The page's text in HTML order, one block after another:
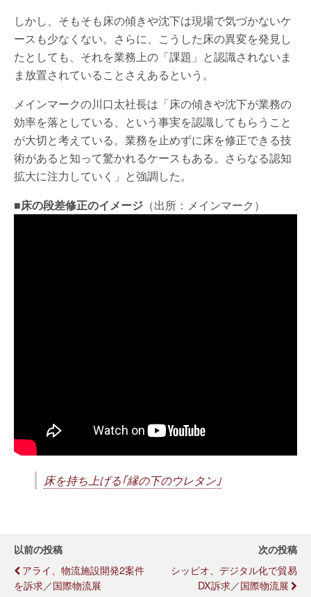
しかし、そもそも床の傾きや沈下は現場で気づかないケ
ースも少なくない。さらに、こうした床の異変を発見し
たとしても、それを業務上の「課題」と認識されないま
ま放置されていることさえあるという。
メインマークの川口太社長は「床の傾きや沈下が業務の
効率を落としている、という事実を認識してもらうこと
が大切と考えている。業務を止めずに床を修正できる技
術があると知って驚かれるケースもある。さらなる認知
拡大に注力していく」と強調した。
■床の段差修正のイメージ （出所：メインマーク）
床を持ち上げる｢縁の下のウレタン｣
以前の投稿
アライ、物流施設開発2案件
を訴求／国際物流展
次の投稿
シッピオ、デジタル化で貿易
DX訴求／国際物流展